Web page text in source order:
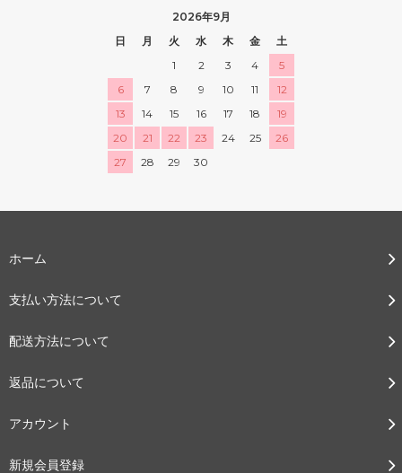
2026年9月
日
月 火 水 木 金
土
1
2 3 4
5
6
7 8 9 10 11
12
13
14 15 16 17 18
19
20
21 22 23 24 25
26
27
28 29 30
ホーム
支払い方法について
配送方法について
返品について
アカウント
新規会員登録